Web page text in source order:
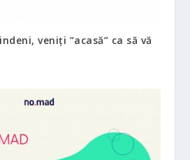
veniți ”acasă” ca să vă